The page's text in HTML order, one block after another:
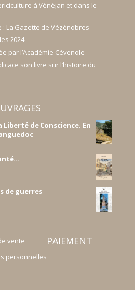
à Vénéjan et dans le
La Gazette de Vézénobres
2024
par l’Académie Cévenole
son livre sur l’histoire du
Liberté de Conscience. En
de guerres
vente
personnelles
PAIEMENT